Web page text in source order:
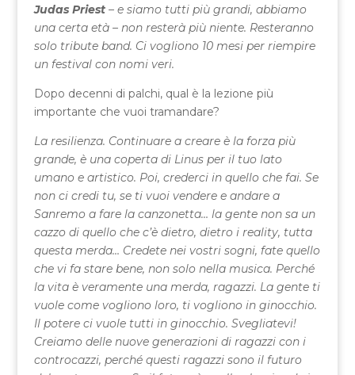
Judas Priest– e siamo tutti più grandi, abbiamo
una certa età – non resterà più niente. Resteranno
solo tribute band. Ci vogliono 10 mesi per riempire
un festival con nomi veri.
Dopo decenni di palchi, qual è la lezione più
importante che vuoi tramandare?
La resilienza. Continuare a creare è la forza più
grande, è una coperta di Linus per il tuo lato
umano e artistico. Poi, crederci in quello che fai. Se
non ci credi tu, se ti vuoi vendere e andare a
Sanremo a fare la canzonetta… la gente non sa un
cazzo di quello che c’è dietro, dietro i reality, tutta
questa merda… Credete nei vostri sogni, fate quello
che vi fa stare bene, non solo nella musica. Perché
la vita è veramente una merda, ragazzi. La gente ti
vuole come vogliono loro, ti vogliono in ginocchio.
Il potere ci vuole tutti in ginocchio. Svegliatevi!
Creiamo delle nuove generazioni di ragazzi con i
controcazzi, perché questi ragazzi sono il futuro